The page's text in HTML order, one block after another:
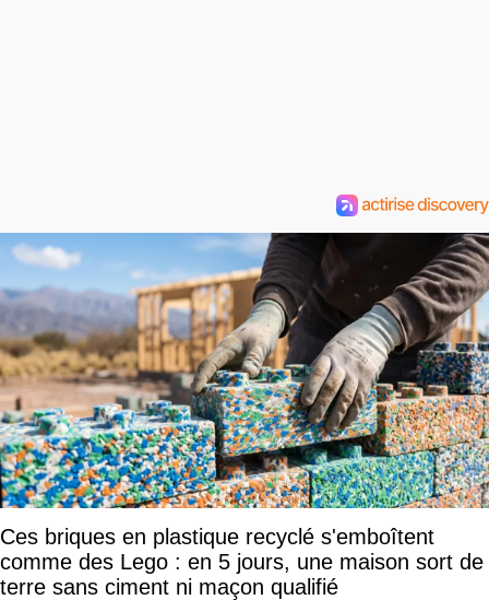
Ces briques en plastique recyclé s'emboîtent
comme des Lego : en 5 jours, une maison sort de
terre sans ciment ni maçon qualifié